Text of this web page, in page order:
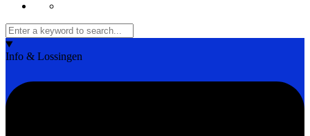
Info & Lossingen